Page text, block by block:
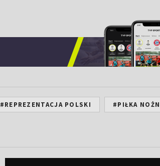
#REPREZENTACJA POLSKI #PIŁKA